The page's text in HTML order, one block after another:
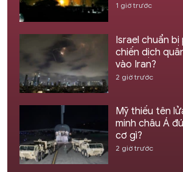
1 giờ trước
Israel chuẩn
chiến dịch
vào Iran?
2 giờ trước
Mỹ thiếu tên
minh châu Á
cơ gì?
2 giờ trước